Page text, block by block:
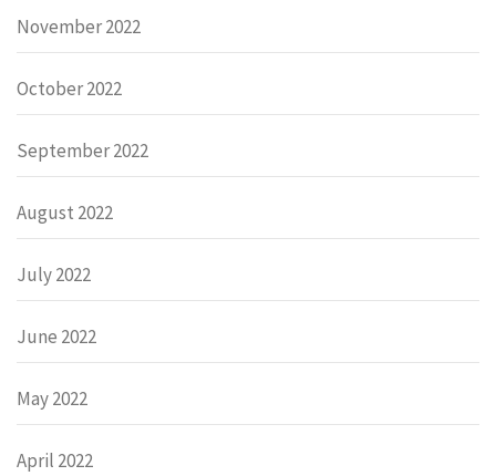
November 2022
October 2022
September 2022
August 2022
July 2022
June 2022
May 2022
April 2022